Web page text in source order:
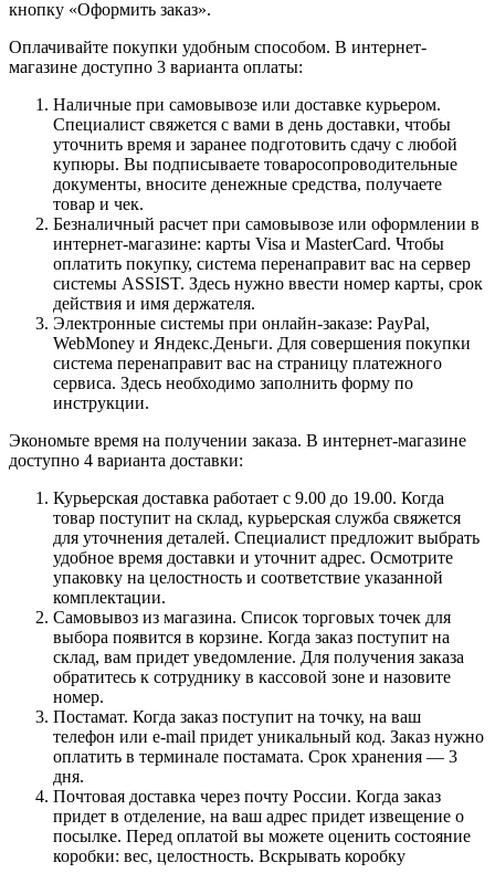
кнопку «Оформить заказ».
Оплачивайте покупки удобным способом. В интернет-
магазине доступно 3 варианта оплаты:
Наличные при самовывозе или доставке курьером.
Специалист свяжется с вами в день доставки, чтобы
уточнить время и заранее подготовить сдачу с любой
купюры. Вы подписываете товаросопроводительные
документы, вносите денежные средства, получаете
товар и чек.
Безналичный расчет при самовывозе или оформлении в
интернет-магазине: карты Visa и MasterCard. Чтобы
оплатить покупку, система перенаправит вас на сервер
системы ASSIST. Здесь нужно ввести номер карты, срок
действия и имя держателя.
Электронные системы при онлайн-заказе: PayPal,
WebMoney и Яндекс.Деньги. Для совершения покупки
система перенаправит вас на страницу платежного
сервиса. Здесь необходимо заполнить форму по
инструкции.
Экономьте время на получении заказа. В интернет-магазине
доступно 4 варианта доставки:
Курьерская доставка работает с 9.00 до 19.00. Когда
товар поступит на склад, курьерская служба свяжется
для уточнения деталей. Специалист предложит выбрать
удобное время доставки и уточнит адрес. Осмотрите
упаковку на целостность и соответствие указанной
комплектации.
Самовывоз из магазина. Список торговых точек для
выбора появится в корзине. Когда заказ поступит на
склад, вам придет уведомление. Для получения заказа
обратитесь к сотруднику в кассовой зоне и назовите
номер.
Постамат. Когда заказ поступит на точку, на ваш
телефон или e-mail придет уникальный код. Заказ нужно
оплатить в терминале постамата. Срок хранения — 3
дня.
Почтовая доставка через почту России. Когда заказ
придет в отделение, на ваш адрес придет извещение о
посылке. Перед оплатой вы можете оценить состояние
коробки: вес, целостность. Вскрывать коробку